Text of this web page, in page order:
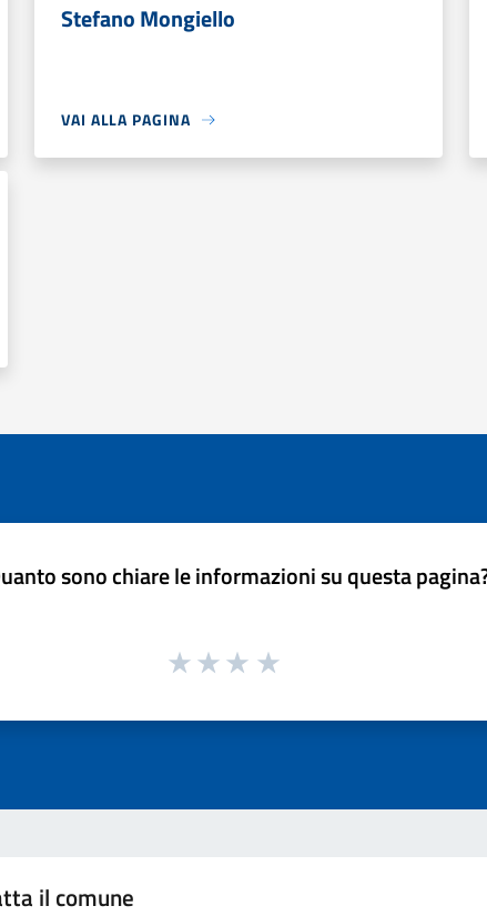
Stefano Mongiello
VAI ALLA PAGINA
sono chiare le informazioni su questa
il comune